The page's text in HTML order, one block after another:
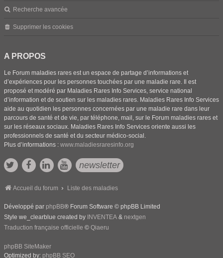
Recherche avancée
Supprimer les cookies
A PROPOS
Le Forum maladies rares est un espace de partage d’informations et
d’expériences pour les personnes touchées par une maladie rare. Il est
proposé et modéré par Maladies Rares Info Services, service national
d’information et de soutien sur les maladies rares. Maladies Rares Info Services
aide au quotidien les personnes concernées par une maladie rare dans leur
parcours de santé et de vie, par téléphone, mail, sur le Forum maladies rares et
sur les réseaux sociaux. Maladies Rares Info Services oriente aussi les
professionnels de santé et du secteur médico-social.
Plus d’informations : www.maladiesraresinfo.org
newsletter
Accueil du forum Liste des maladies
Développé par phpBB® Forum Software © phpBB Limited
Style we_clearblue created by INVENTEA & nextgen
Traduction française officielle © Qiaeru
phpBB SiteMaker
Optimized by: phpBB SEO